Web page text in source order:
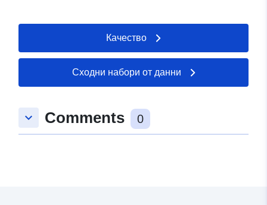
Качество
Сходни набори от данни
keyboard_arrow_down Comments 0